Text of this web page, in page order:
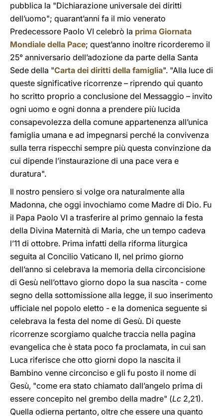
pubblica la "Dichiarazione universale dei diritti
dell’uomo"; quarant’anni fa il mio venerato
Predecessore Paolo VI celebrò la prima Giornata
Mondiale della Pace; quest’anno inoltre ricorderemo il
25° anniversario dell’adozione da parte della Santa
Sede della "Carta dei diritti della famiglia". "Alla luce di
queste significative ricorrenze – riprendo qui quanto
ho scritto proprio a conclusione del Messaggio – invito
ogni uomo e ogni donna a prendere più lucida
consapevolezza della comune appartenenza all’unica
famiglia umana e ad impegnarsi perché la convivenza
sulla terra rispecchi sempre più questa convinzione da
cui dipende l’instaurazione di una pace vera e
duratura".
Il nostro pensiero si volge ora naturalmente alla
Madonna, che oggi invochiamo come Madre di Dio. Fu
il Papa Paolo VI a trasferire al primo gennaio la festa
della Divina Maternità di Maria, che un tempo cadeva
l’11 di ottobre. Prima infatti della riforma liturgica
seguita al Concilio Vaticano II, nel primo giorno
dell’anno si celebrava la memoria della circoncisione
di Gesù nell’ottavo giorno dopo la sua nascita - come
segno della sottomissione alla legge, il suo inserimento
ufficiale nel popolo eletto - e la domenica seguente si
celebrava la festa del nome di Gesù. Di queste
ricorrenze scorgiamo qualche traccia nella pagina
evangelica che è stata poco fa proclamata, in cui san
Luca riferisce che otto giorni dopo la nascita il
Bambino venne circonciso e gli fu posto il nome di
Gesù, "come era stato chiamato dall’angelo prima di
essere concepito nel grembo della madre" (Lc 2,21).
Quella odierna pertanto, oltre che essere una quanto